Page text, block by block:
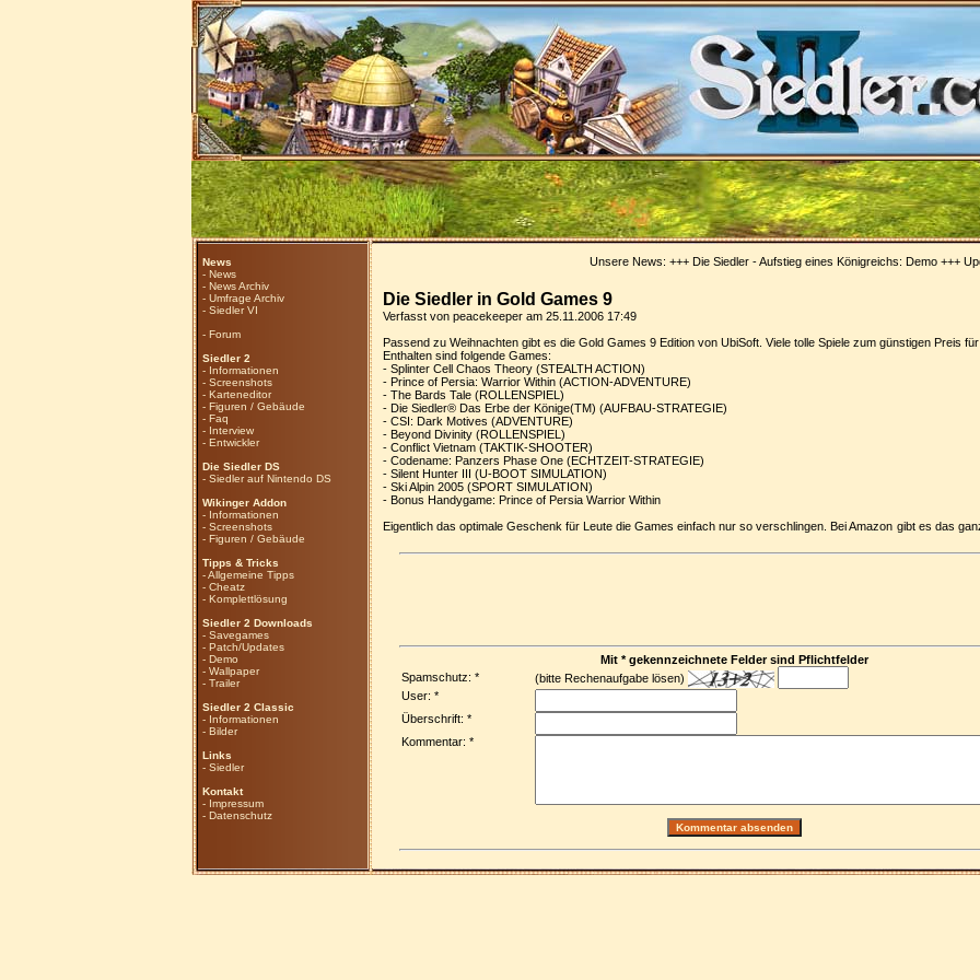
News
- News
- News Archiv
- Umfrage Archiv
- Siedler VI
- Forum
Siedler 2
- Informationen
- Screenshots
- Karteneditor
- Figuren / Gebäude
- Faq
- Interview
- Entwickler
Die Siedler DS
- Siedler auf Nintendo DS
Wikinger Addon
- Informationen
- Screenshots
- Figuren / Gebäude
Tipps & Tricks
-Allgemeine Tipps
- Cheatz
- Komplettlösung
Siedler 2 Downloads
- Savegames
- Patch/Updates
- Demo
- Wallpaper
- Trailer
Siedler 2 Classic
- Informationen
- Bilder
Links
- Siedler
Kontakt
- Impressum
- Datenschutz
Unsere News: +++Die Siedler - Aufstieg eines Königreichs: Demo+++
Die Siedler in Gold Games 9
Verfasst von peacekeeper am 25.11.2006 17:49
Passend zu Weihnachten gibt es die Gold Games 9 Edition von UbiSoft. Viele tolle Spiele zum günstigen Preis für
Enthalten sind folgende Games:
- Splinter Cell Chaos Theory (STEALTH ACTION)
- Prince of Persia: Warrior Within (ACTION-ADVENTURE)
- The Bards Tale (ROLLENSPIEL)
- Die Siedler® Das Erbe der Könige(TM) (AUFBAU-STRATEGIE)
- CSI: Dark Motives (ADVENTURE)
- Beyond Divinity (ROLLENSPIEL)
- Conflict Vietnam (TAKTIK-SHOOTER)
- Codename: Panzers Phase One (ECHTZEIT-STRATEGIE)
- Silent Hunter III (U-BOOT SIMULATION)
- Ski Alpin 2005 (SPORT SIMULATION)
- Bonus Handygame: Prince of Persia Warrior Within
Eigentlich das optimale Geschenk für Leute die Games einfach nur so verschlingen. BeiAmazon gibt es das
Mit * gekennzeichnete Felder sind Pflichtfelder
Spamschutz: *
(bitte Rechenaufgabe lösen)
User: *
Überschrift: *
Kommentar: *